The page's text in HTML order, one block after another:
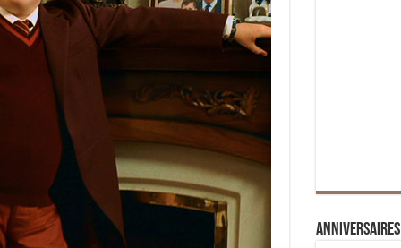
Anniversaires